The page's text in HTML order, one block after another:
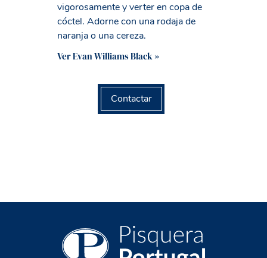
vigorosamente y verter en copa de
cóctel. Adorne con una rodaja de
naranja o una cereza.
Ver Evan Williams Black »
Contactar